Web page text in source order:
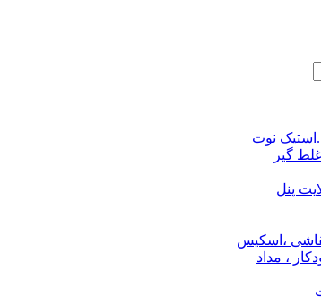
.استیک نوت
گیر
پنل
،اسکیس
، مداد